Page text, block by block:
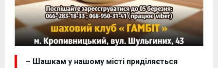
– Шашкам у нашому місті приділяється